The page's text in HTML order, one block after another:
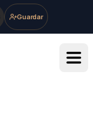
Guardar